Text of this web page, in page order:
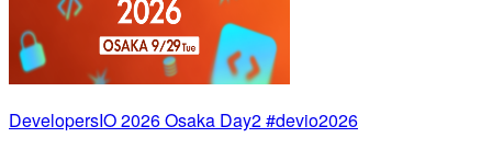
DevelopersIO 2026 Osaka Day2 #devio2026